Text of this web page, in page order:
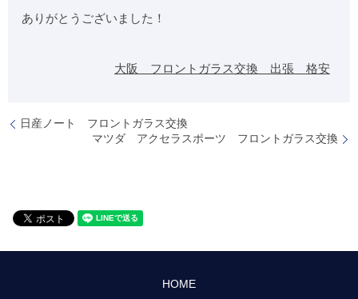
ありがとうございました！
大阪 フロントガラス交換 出張 格安
日産ノート フロントガラス交換
マツダ アクセラスポーツ フロントガラス交換
HOME